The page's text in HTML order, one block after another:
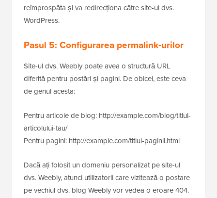
reîmprospăta și va redirecționa către site-ul dvs.
WordPress.
Pasul 5: Configurarea permalink-urilor
Site-ul dvs. Weebly poate avea o structură URL
diferită pentru postări și pagini. De obicei, este ceva
de genul acesta:
Pentru articole de blog: http://example.com/blog/titlul-
articolului-tau/
Pentru pagini: http://example.com/titlul-paginii.html
Dacă ați folosit un domeniu personalizat pe site-ul
dvs. Weebly, atunci utilizatorii care vizitează o postare
pe vechiul dvs. blog Weebly vor vedea o eroare 404.